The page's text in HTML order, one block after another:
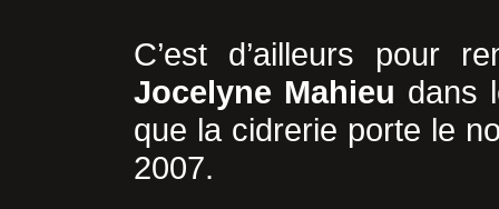
C’est d’ailleurs pour
Jocelyne Mahieu dans
que la cidrerie porte le
2007.